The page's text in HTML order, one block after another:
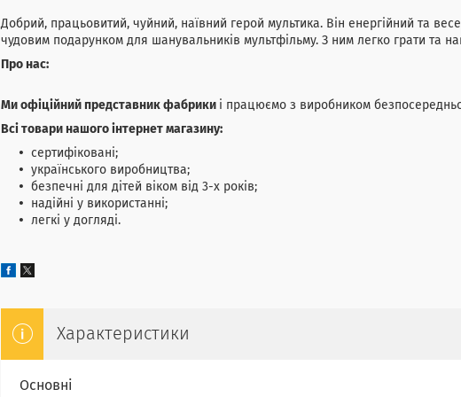
Добрий, працьовитий, чуйний, наївний герой мультика. Він енергійний та
чудовим подарунком для шанувальників мультфільму. З ним легко грати та
Про нас:
Ми офіційний представник фабрики і працюємо з виробником
Всі товари нашого інтернет магазину:
сертифіковані;
українського виробництва;
безпечні для дітей віком від 3-х років;
надійні у використанні;
легкі у догляді.
Характеристики
Основні